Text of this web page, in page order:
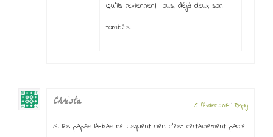
Qu’ils reviennent tous, déjà deux sont
tombés.
Christa 5 février 2014 |Reply
Si les papas là-bas ne risquent rien c’est certainement parce